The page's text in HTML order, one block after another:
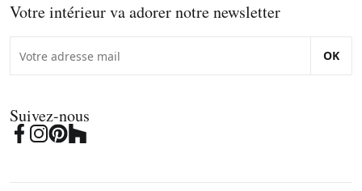
Votre intérieur va adorer notre newsletter
OK
Suivez-nous